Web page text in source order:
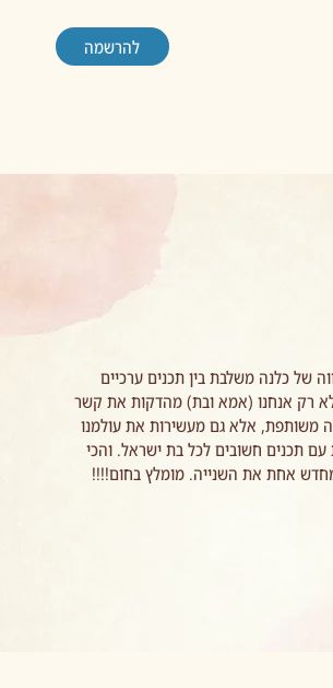
להרשמה
של כלנה משלבת בין תכנים ערכיים
לא רק אנחנו (אמא ובת) מהדקות את קשר
משותפת, אלא גם מעשירות את עולמנו
עם תכנים חשובים לכל בת ישראל. והכי
אחת את השנייה. מומלץ בחום!!!!